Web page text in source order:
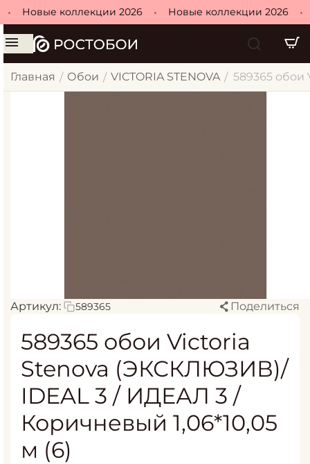
Новые коллекции 2026 Новые коллекции 2026
Главная / Обои / VICTORIA STENOVA / 589365
Артикул: 589365 Поделиться
589365 обои Victoria
Stenova (ЭКСКЛЮЗИВ)/
IDEAL 3 / ИДЕАЛ 3 /
Коричневый 1,06*10,05
м (6)